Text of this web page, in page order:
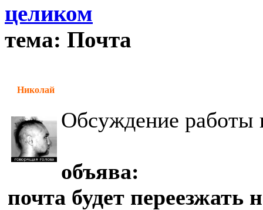
целиком
тема: Почта
Николай
Обсуждение работы
объява:
почта будет